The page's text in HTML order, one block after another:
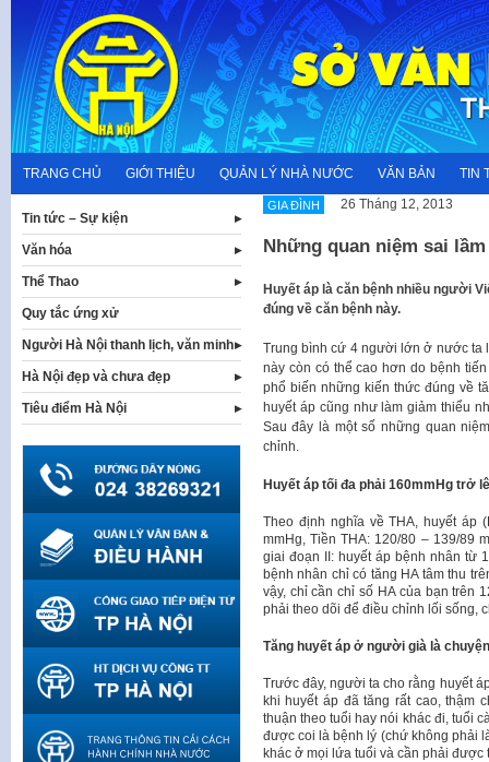
content
TRANG CHỦ GIỚI THIỆU QUẢN LÝ NHÀ NƯỚC VĂN BẢN TIN
GIA ĐÌNH 26 Tháng 12, 2013
Những quan niệm sai
​Huyết áp là căn bệnh nhiều người
đúng về căn bệnh này.​​​
Trung bình cứ 4 người lớn ở nước ta
này còn có thể cao hơn do bệnh
phổ biến những kiến thức đúng về
huyết áp cũng như làm giảm thiểu
Sau đây là một số những quan
chỉnh.
Huyết áp tối đa phải 160mmHg trở
Theo định nghĩa về THA, huyết áp
mmHg, Tiền THA: 120/80 – 139/89
giai đoạn II: huyết áp bệnh nhân từ
bệnh nhân chỉ có tăng HA tâm thu
vậy, chỉ cần chỉ số HA của bạn trên
phải theo dõi để điều chỉnh lối sống,
Tăng huyết áp ở người già là
Trước đây, người ta cho rằng huyết
khi huyết áp đã tăng rất cao, thậm
thuận theo tuổi hay nói khác đi, tuổi
được coi là bệnh lý (chứ không phải
khác ở mọi lứa tuổi và cần phải
Tin tức – Sự kiện
Văn hóa
Thể Thao
Quy tắc ứng xử
Người Hà Nội thanh lịch, văn minh
Hà Nội đẹp và chưa đẹp
Tiêu điểm Hà Nội